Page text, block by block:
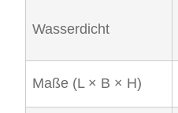
Wasserdicht
Maße (L × B × H)